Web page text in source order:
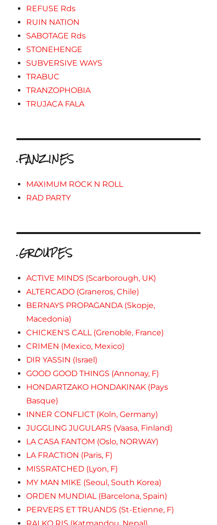
REFUSE Rds
RUIN NATION
SABOTAGE Rds
STONEHENGE
SUBVERSIVE WAYS
TRABUC
TRANZOPHOBIA
TRUJACA FALA
.FANZINES
MAXIMUM ROCK N ROLL
RAD PARTY
.GROUPES
ACTIVE MINDS (Scarborough, UK)
ALTERCADO (Graneros, Chile)
BERNAYS PROPAGANDA (Skopje,
Macedonia)
CHICKEN'S CALL (Grenoble, France)
CRIMEN (Mexico, Mexico)
DIR YASSIN (Israel)
GOOD GOOD THINGS (Annonay, F)
HONDARTZAKO HONDAKINAK (Pays
Basque)
INNER CONFLICT (Koln, Germany)
JUGGLING JUGULARS (Vaasa, Finland)
LA CASA FANTOM (Oslo, NORWAY)
LA FRACTION (Paris, F)
MISSRATCHED (Lyon, F)
MY MAN MIKE (Seoul, South Korea)
ORDEN MUNDIAL (Barcelona, Spain)
PERVERS ET TRUANDS (St-Etienne, F)